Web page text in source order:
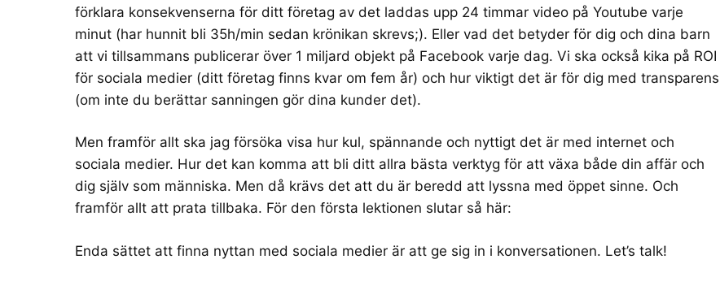
förklara konsekvenserna för ditt företag av det laddas upp 24 timmar video på Youtube varje
minut (har hunnit bli 35h/min sedan krönikan skrevs;). Eller vad det betyder för dig och dina barn
att vi tillsammans publicerar över 1 miljard objekt på Facebook varje dag. Vi ska också kika på ROI
för sociala medier (ditt företag finns kvar om fem år) och hur viktigt det är för dig med transparens
(om inte du berättar sanningen gör dina kunder det).
Men framför allt ska jag försöka visa hur kul, spännande och nyttigt det är med internet och
sociala medier. Hur det kan komma att bli ditt allra bästa verktyg för att växa både din affär och
dig själv som människa. Men då krävs det att du är beredd att lyssna med öppet sinne. Och
framför allt att prata tillbaka. För den första lektionen slutar så här:
Enda sättet att finna nyttan med sociala medier är att ge sig in i konversationen. Let’s talk!